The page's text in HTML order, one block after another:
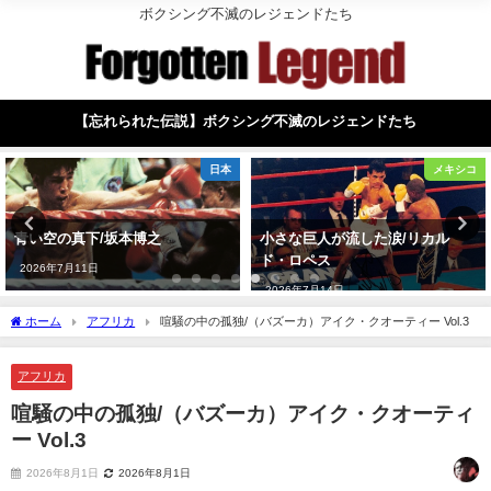
ボクシング不滅のレジェンドたち
【忘れられた伝説】ボクシング不滅のレジェンドたち
メキシコ
小さな巨人が流した涙/リカル
ド・ロペス
2026年7月14日
イギリス
我は神の子/「Prince」ナシー
ム・ハメド Vol.1
2026年7月17日
ホーム アフリカ 喧騒の中の孤独/（バズーカ）アイク・クオーティー Vol.3
アフリカ
喧騒の中の孤独/（バズーカ）アイク・クオーティ
ー Vol.3
2026年8月1日 2026年8月1日